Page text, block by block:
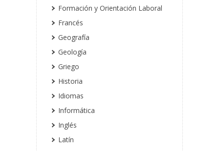
Formación y Orientación Laboral
Francés
Geografía
Geología
Griego
Historia
Idiomas
Informática
Inglés
Latín